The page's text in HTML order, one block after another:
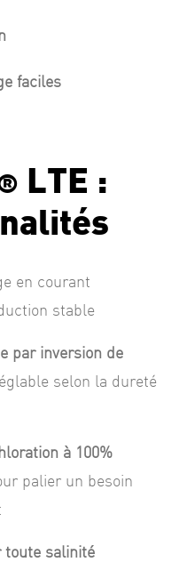
faciles
LTE :
en courant
stable
par inversion de
selon la dureté
à 100%
palier un besoin
toute salinité